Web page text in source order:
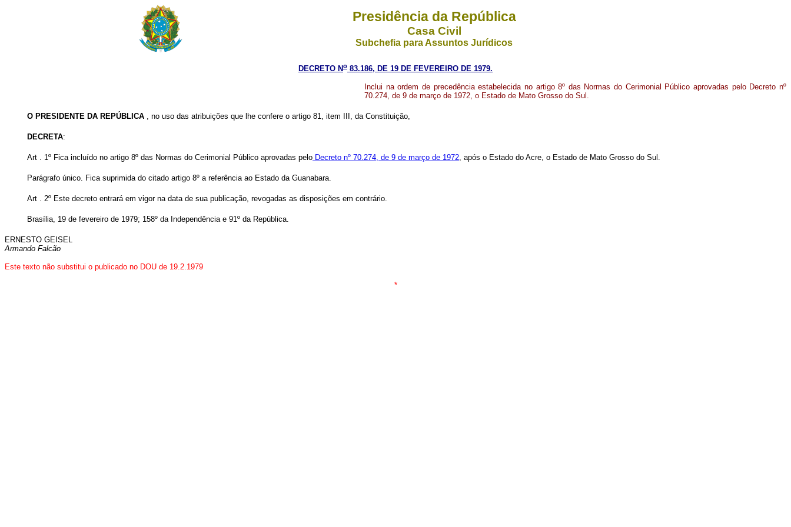
Presidência da República
Casa Civil
Subchefia para Assuntos Jurídicos
DECRETO No 83.186, DE 19 DE FEVEREIRO DE 1979.
Inclui na ordem de precedência estabelecida no artigo 8º das Normas do Cerimonial Público aprovadas pelo Decreto nº
70.274, de 9 de março de 1972, o Estado de Mato Grosso do Sul.
O PRESIDENTE DA REPÚBLICA , no uso das atribuições que lhe confere o artigo 81, item III, da Constituição,
DECRETA:
Art . 1º Fica incluído no artigo 8º das Normas do Cerimonial Público aprovadas pelo Decreto nº 70.274, de 9 de março de 1972, após o Estado do Acre, o Estado de Mato Grosso do Sul.
Parágrafo único. Fica suprimida do citado artigo 8º a referência ao Estado da Guanabara.
Art . 2º Este decreto entrará em vigor na data de sua publicação, revogadas as disposições em contrário.
Brasília, 19 de fevereiro de 1979; 158º da Independência e 91º da República.
ERNESTO GEISEL
Armando Falcão
Este texto não substitui o publicado no DOU de 19.2.1979
*